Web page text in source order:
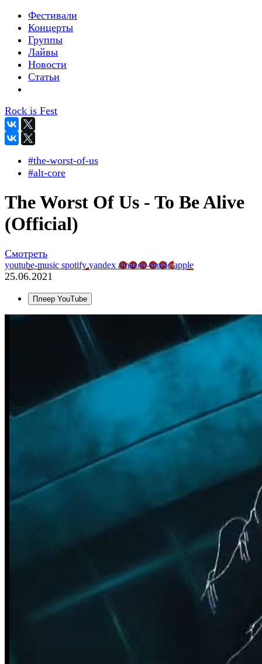
Фестивали
Концерты
Группы
Лайвы
Новости
Статьи
Rock is Fest
#the-worst-of-us
#alt-core
The Worst Of Us - To Be Alive
(Official)
Смотреть
youtube-music spotifyyandex amazon-musicapple
25.06.2021
Плеер YouTube